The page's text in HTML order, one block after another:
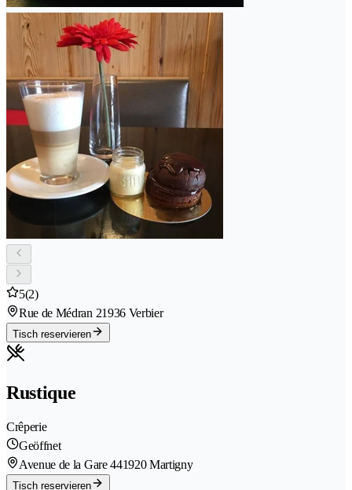
5(2)
Rue de Médran 21936 Verbier
Tisch reservieren
Rustique
Crêperie
Geöffnet
Avenue de la Gare 441920 Martigny
Tisch reservieren